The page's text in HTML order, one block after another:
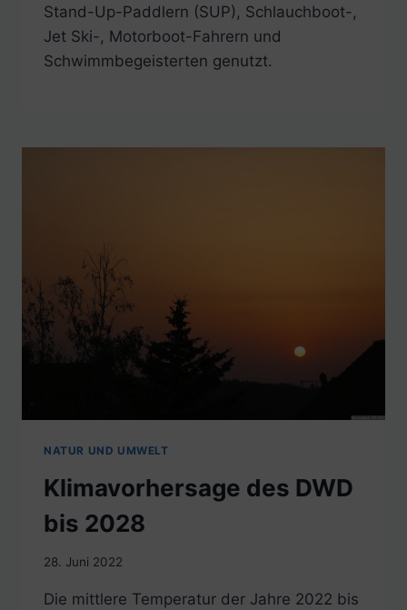
Stand-Up-Paddlern (SUP), Schlauchboot-,
Jet Ski-, Motorboot-Fahrern und
Schwimmbegeisterten genutzt.
NATUR UND UMWELT
Klimavorhersage des DWD
bis 2028
28. Juni 2022
Die mittlere Temperatur der Jahre 2022 bis